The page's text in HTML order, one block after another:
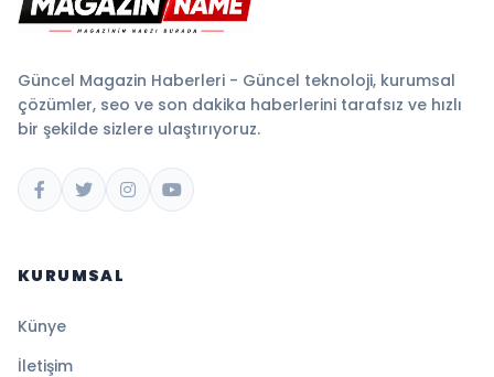
Güncel Magazin Haberleri - Güncel teknoloji, kurumsal
çözümler, seo ve son dakika haberlerini tarafsız ve hızlı
bir şekilde sizlere ulaştırıyoruz.
KURUMSAL
Künye
İletişim